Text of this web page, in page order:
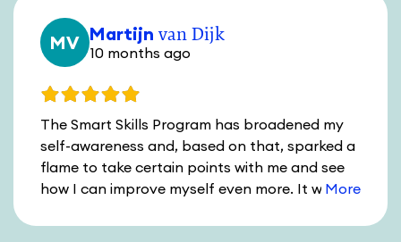
MV Martijnvan Dijk
10 months ago
The Smart Skills Program has broadened my
self-awareness and, based on that, sparked a
flame to take certain points with me and see
how I can improve myself even more. It was
together with the group under the guidance of